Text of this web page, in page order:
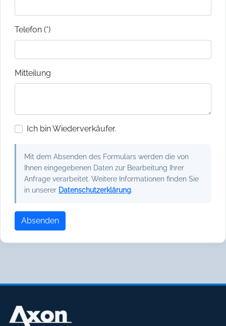
Telefon (*)
Mitteilung
Ich bin Wiederverkäufer.
Mit dem Absenden des Formulars werden die von
Ihnen eingegebenen Daten zur Bearbeitung Ihrer
Anfrage verarbeitet. Weitere Informationen finden Sie
in unserer Datenschutzerklärung.
Absenden